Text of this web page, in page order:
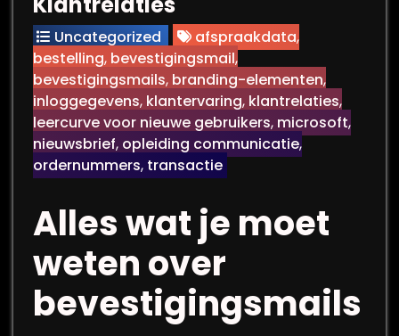
Uncategorized afspraakdata,
bestelling, bevestigingsmail,
bevestigingsmails, branding-elementen,
inloggegevens, klantervaring, klantrelaties,
leercurve voor nieuwe gebruikers, microsoft,
nieuwsbrief, opleiding communicatie,
ordernummers, transactie
Alles wat je moet
weten over
bevestigingsmails